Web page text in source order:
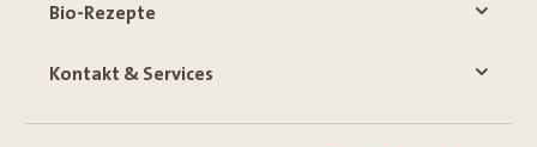
Bio-Rezepte
Kontakt & Services